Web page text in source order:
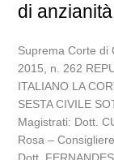
di anzianità
Suprema Corte di
2015, n. 262
ITALIANO LA
SESTA CIVILE
Magistrati: Dott.
Rosa –